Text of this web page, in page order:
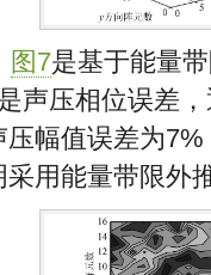
图7是基于能量
声压相位误差
压幅值误差为
采用能量带限外